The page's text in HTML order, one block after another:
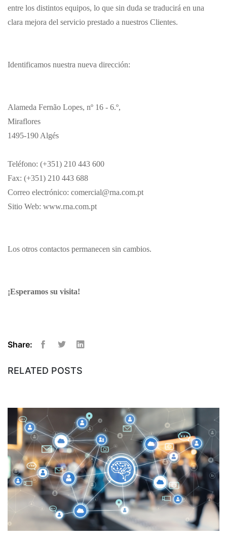
entre los distintos equipos, lo que sin duda se traducirá en una
clara mejora del servicio prestado a nuestros Clientes.
Identificamos nuestra nueva dirección:
Alameda Fernão Lopes, nº 16 - 6.º,
Miraflores
1495-190 Algés
Teléfono: (+351) 210 443 600
Fax: (+351) 210 443 688
Correo electrónico: comercial@rna.com.pt
Sitio Web: www.rna.com.pt
Los otros contactos permanecen sin cambios.
¡Esperamos su visita!
Share:
RELATED POSTS